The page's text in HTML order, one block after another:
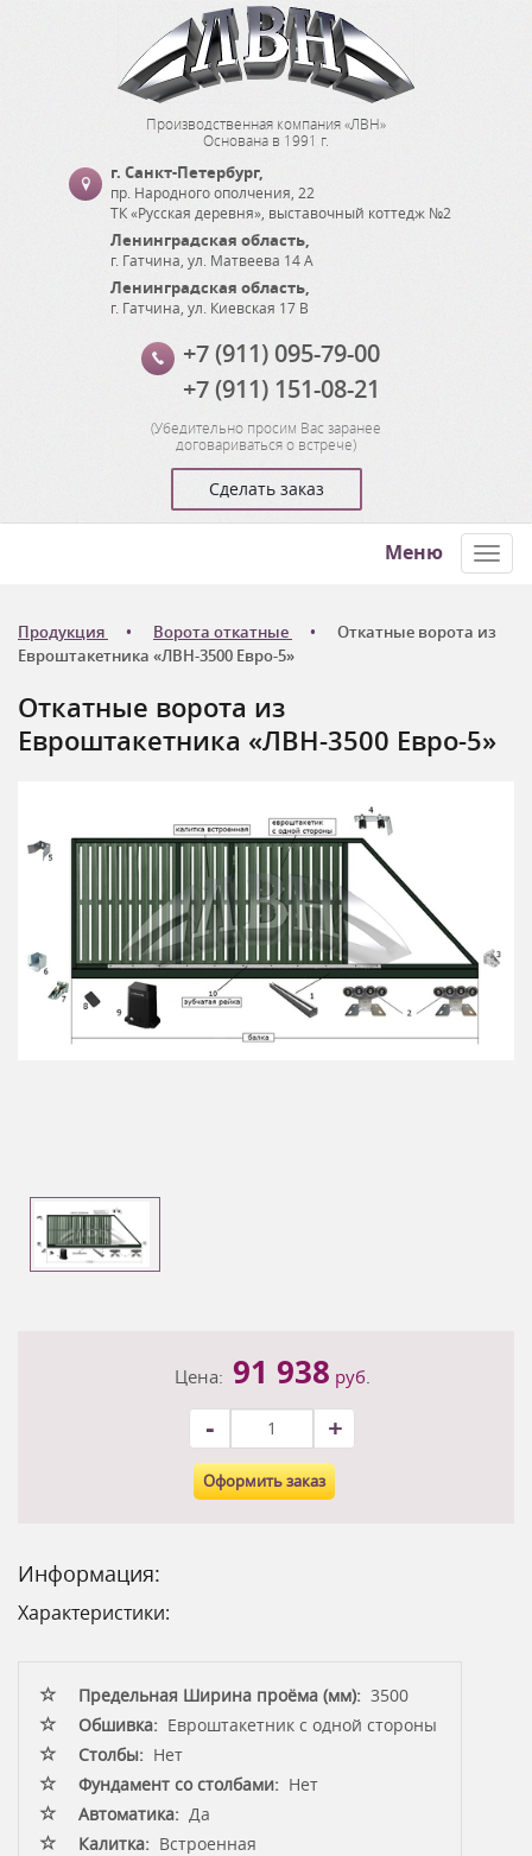
Производственная компания «ЛВН»
Основана в 1991 г.
г. Санкт-Петербург,
пр. Народного ополчения, 22
ТК «Русская деревня», выставочный коттедж №2
Ленинградская область,
г. Гатчина ул. Матвеева 14 А
Ленинградская область,
г. Гатчина ул. Киевская 17 В
+7 (911) 095-79-00
+7 (911) 151-08-21
(Убедительно просим Вас заранее
договариваться о встрече)
Сделать заказ
Меню
Продукция Ворота откатные
Откатные ворота из
Евроштакетника «ЛВН-3500 Евро-5»
Откатные ворота из
Евроштакетника «ЛВН-3500 Евро-5»
Цена: 91 938 руб.
- +
Оформить заказ
Информация:
Характеристики:
Предельная Ширина проёма (мм): 3500
Обшивка: Евроштакетник с одной стороны
Столбы: Нет
Фундамент со столбами: Нет
Автоматика: Да
Калитка: Встроенная